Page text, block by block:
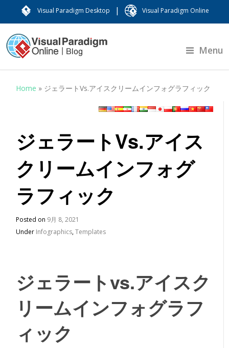
Visual Paradigm Desktop | Visual Paradigm Online
Menu
Home » ジェラートVs.アイスクリームインフォグラフィック
ジェラートVs.アイス
クリームインフォグ
ラフィック
Posted on 9月 8, 2021
Under Infographics,Templates
ジェラートvs.アイスク
リームインフォグラフ
ィック